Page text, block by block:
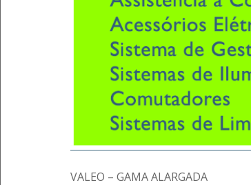
VALEO – GAMA ALARGADA